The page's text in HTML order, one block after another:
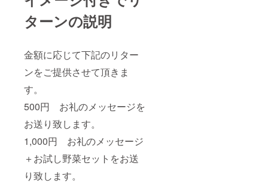
ターンの説明
金額に応じて下記のリター
ンをご提供させて頂きま
す。
500円 お礼のメッセージを
お送り致します。
1,000円 お礼のメッセージ
＋お試し野菜セットをお送
り致します。